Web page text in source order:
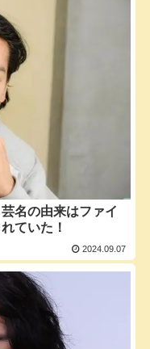
名の由来はファイ
ていた！
2024.09.07